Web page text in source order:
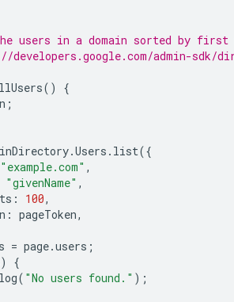
users in a domain sorted by first
developers.google.com/admin-
()
{
;
.Users . list({
"example.com" ,
"givenName" ,
: 100,
: pageToken,
= page.users ;
)
{
log( "No users found." );